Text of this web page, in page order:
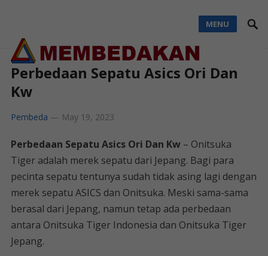
MENU
Perbedaan Sepatu Asics Ori Dan
Kw
Pembeda — May 19, 2023
Perbedaan Sepatu Asics Ori Dan Kw– Onitsuka
Tiger adalah merek sepatu dari Jepang. Bagi para
pecinta sepatu tentunya sudah tidak asing lagi dengan
merek sepatu ASICS dan Onitsuka. Meski sama-sama
berasal dari Jepang, namun tetap ada perbedaan
antara Onitsuka Tiger Indonesia dan Onitsuka Tiger
Jepang.